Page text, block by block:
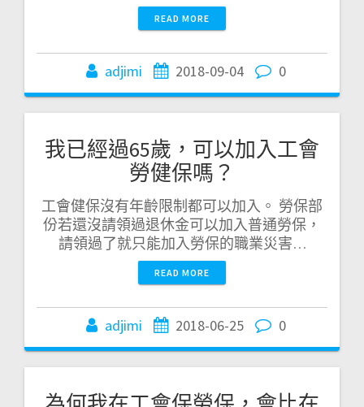
READ MORE
adjimi 2018-09-04 0
我已經過65歲，可以加入工會
勞健保嗎？
工會健保沒有年齡限制都可以加入。 勞保部
份若還沒請領過退休金可以加入普通勞保，
請領過了就只能加入勞保的職業災害…
READ MORE
adjimi 2018-06-25 0